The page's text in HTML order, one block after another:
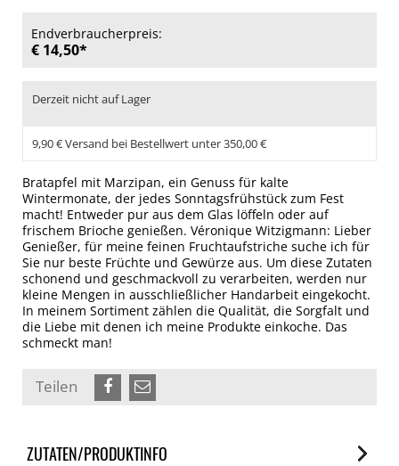
Endverbraucherpreis:
€ 14,50*
Derzeit nicht auf Lager
9,90 € Versand bei Bestellwert unter 350,00 €
Bratapfel mit Marzipan, ein Genuss für kalte
Wintermonate, der jedes Sonntagsfrühstück zum Fest
macht! Entweder pur aus dem Glas löffeln oder auf
frischem Brioche genießen. Véronique Witzigmann: Lieber
Genießer, für meine feinen Fruchtaufstriche suche ich für
Sie nur beste Früchte und Gewürze aus. Um diese Zutaten
schonend und geschmackvoll zu verarbeiten, werden nur
kleine Mengen in ausschließlicher Handarbeit eingekocht.
In meinem Sortiment zählen die Qualität, die Sorgfalt und
die Liebe mit denen ich meine Produkte einkoche. Das
schmeckt man!
Teilen
ZUTATEN/PRODUKTINFO